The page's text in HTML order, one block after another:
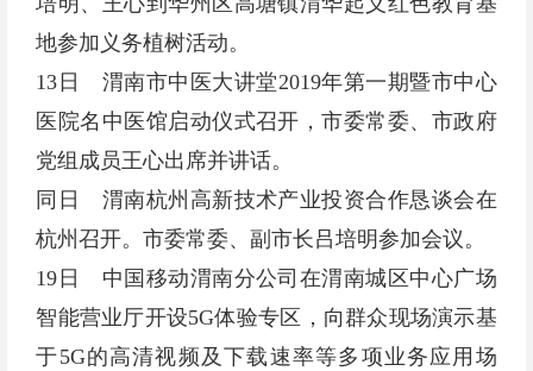
地参加义务植树活动。
13日 渭南市中医大讲堂2019年第一期暨市中心
医院名中医馆启动仪式召开，市委常委、市政府
党组成员王心出席并讲话。
同日 渭南杭州高新技术产业投资合作恳谈会在
杭州召开。市委常委、副市长吕培明参加会议。
19日 中国移动渭南分公司在渭南城区中心广场
智能营业厅开设5G体验专区，向群众现场演示基
于5G的高清视频及下载速率等多项业务应用场